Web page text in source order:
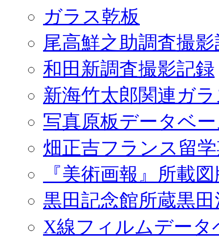
ガラス乾板
尾高鮮之助調査撮
和田新調査撮影記録
新海竹太郎関連ガ
写真原板データベ
畑正吉フランス留
『美術画報』所載
黒田記念館所蔵黒
X線フィルムデータ